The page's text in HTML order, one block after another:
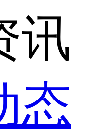
讯
态